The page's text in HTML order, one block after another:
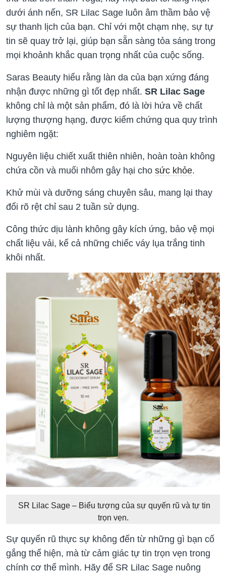
dưới ánh nến, SR Lilac Sage luôn âm thầm bảo vệ
sự thanh lịch của bạn. Chỉ với một chạm nhẹ, sự tự
tin sẽ quay trở lại, giúp bạn sẵn sàng tỏa sáng trong
mọi khoảnh khắc quan trọng nhất của cuộc sống.
Saras Beauty hiểu rằng làn da của bạn xứng đáng
nhận được những gì tốt đẹp nhất. SR Lilac Sage
không chỉ là một sản phẩm, đó là lời hứa về chất
lượng thượng hạng, được kiểm chứng qua quy trình
nghiêm ngặt:
Nguyên liệu chiết xuất thiên nhiên, hoàn toàn không
chứa cồn và muối nhôm gây hại cho sức khỏe.
Khử mùi và dưỡng sáng chuyên sâu, mang lại thay
đổi rõ rệt chỉ sau 2 tuần sử dụng.
Công thức dịu lành không gây kích ứng, bảo vệ mọi
chất liệu vải, kể cả những chiếc váy lụa trắng tinh
khôi nhất.
SR Lilac Sage – Biểu tượng của sự quyến rũ và tự tin
trọn vẹn.
Sự quyến rũ thực sự không đến từ những gì bạn cố
gắng thể hiện, mà từ cảm giác tự tin trọn vẹn trong
chính cơ thể mình. Hãy để SR Lilac Sage nuông